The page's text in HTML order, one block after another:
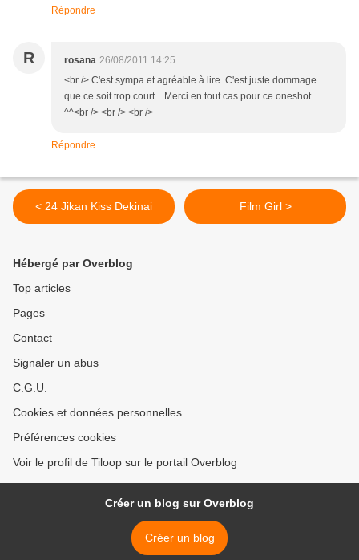
Répondre
R rosana 26/08/2011 14:25
<br /> C'est sympa et agréable à lire. C'est juste dommage
que ce soit trop court... Merci en tout cas pour ce oneshot
^^<br /> <br /> <br />
Répondre
< 24 Jikan Kiss Dekinai Film Girl >
Hébergé par Overblog
Top articles
Pages
Contact
Signaler un abus
C.G.U.
Cookies et données personnelles
Préférences cookies
Voir le profil de Tiloop sur le portail Overblog
Créer un blog sur Overblog
Créer un blog